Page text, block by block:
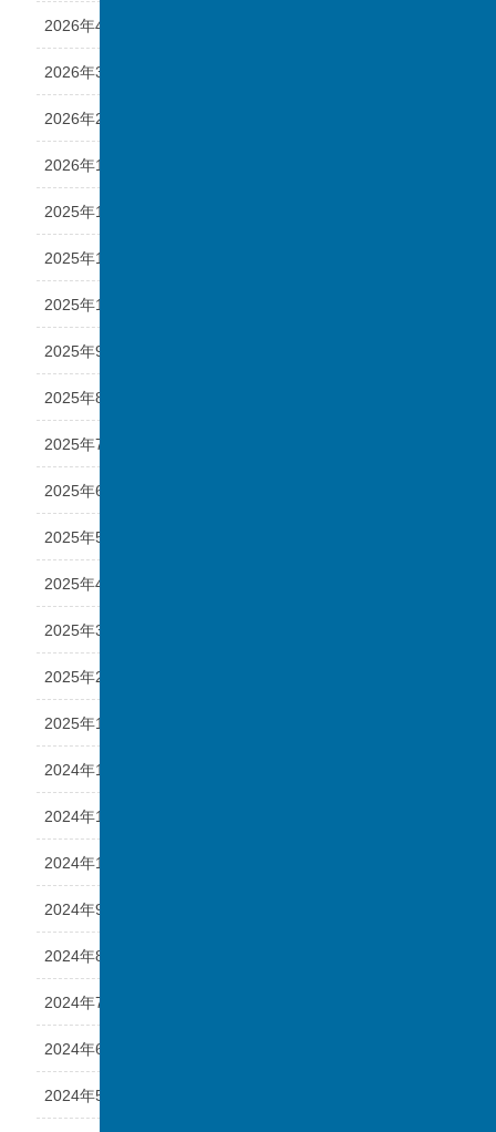
2026年4月
2026年3月
2026年2月
2026年1月
2025年12月
2025年11月
2025年10月
2025年9月
2025年8月
2025年7月
2025年6月
2025年5月
2025年4月
2025年3月
2025年2月
2025年1月
2024年12月
2024年11月
2024年10月
2024年9月
2024年8月
2024年7月
2024年6月
2024年5月